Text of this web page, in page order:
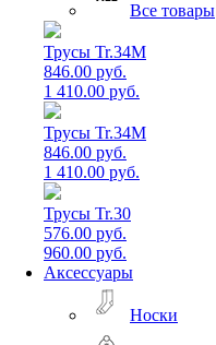
Все товары
Трусы Tr.34M
846.00 руб.
1 410.00 руб.
Трусы Tr.34M
846.00 руб.
1 410.00 руб.
Трусы Tr.30
576.00 руб.
960.00 руб.
Аксессуары
Носки